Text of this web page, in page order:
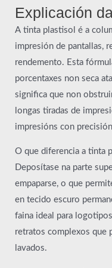
Explicación
A tinta plastisol é a
impresión de pantallas,
rendemento. Esta
porcentaxes non seca
significa que non
longas tiradas de
impresións con
O que diferencia a tinta
Deposítase na parte
empaparse, o que
en tecido escuro
faina ideal para
retratos complexos que
lavados.